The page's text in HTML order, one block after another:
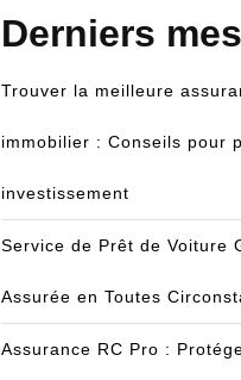
Derniers
Trouver la meilleure
immobilier : Conseils pour
investissement
Service de Prêt de Voiture
Assurée en Toutes
Assurance RC Pro :